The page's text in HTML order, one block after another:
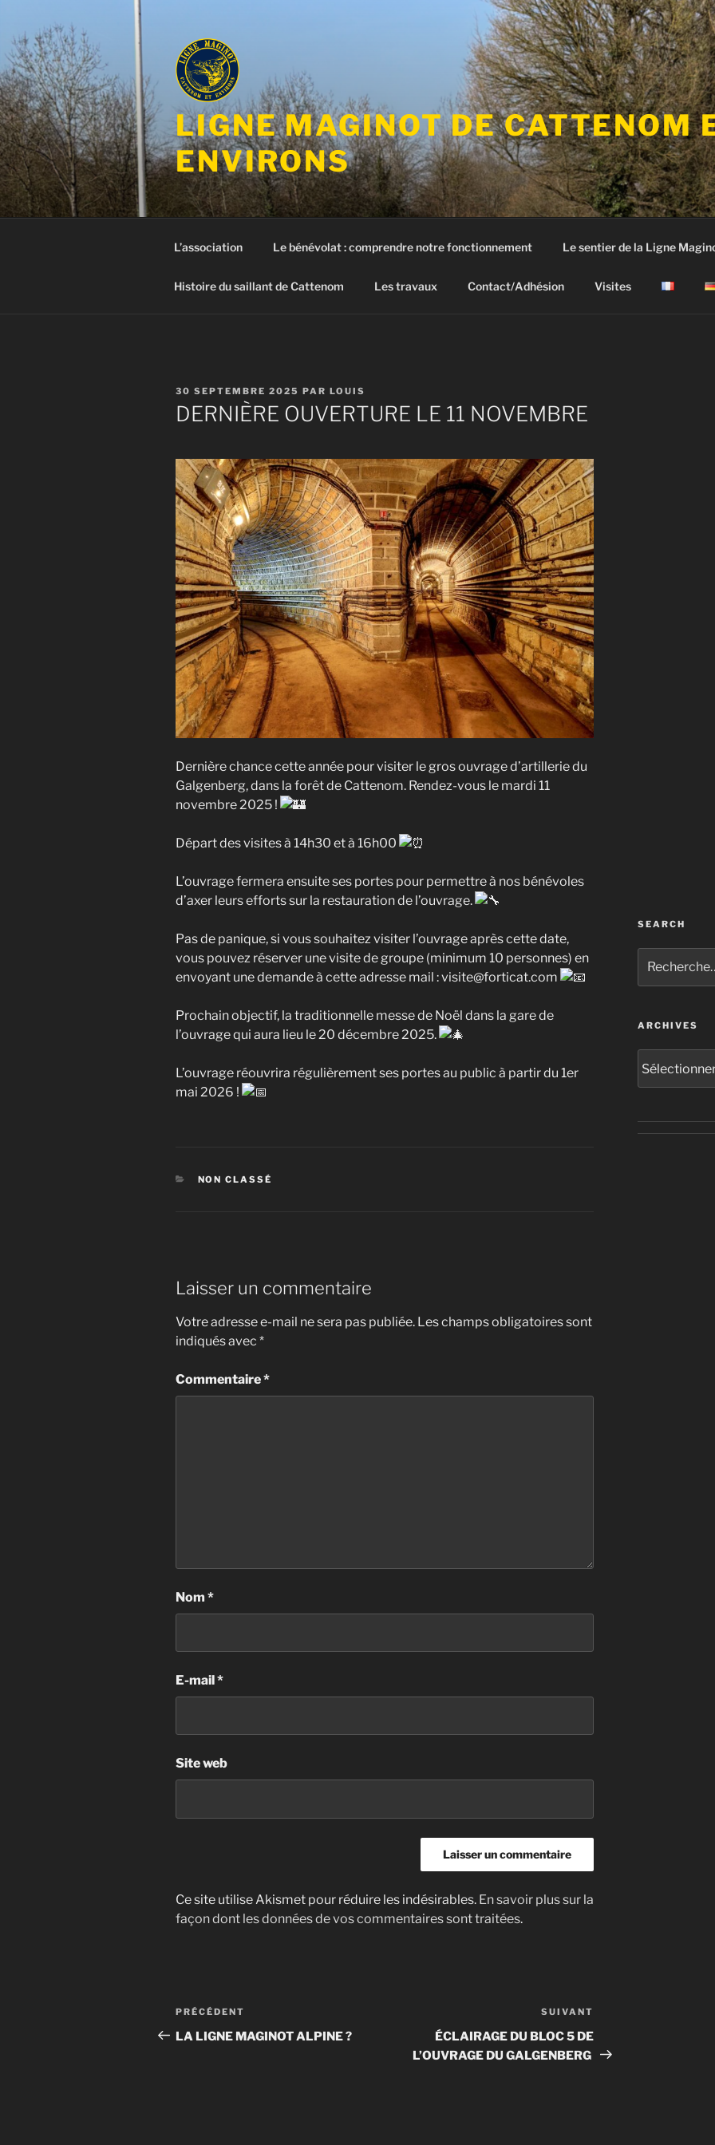
contenu
principal
LIGNE MAGINOT DE CATTENOM
ENVIRONS
L’association Le bénévolat : comprendre notre fonctionnement Le sentier de la Ligne
Histoire du saillant de Cattenom Les travaux Contact/Adhésion Visites
PUBLIÉ
LE
30 SEPTEMBRE 2025 PAR LOUIS
DERNIÈRE OUVERTURE LE 11 NOVEMBRE
Dernière chance cette année pour visiter le gros ouvrage d’artillerie du
Galgenberg, dans la forêt de Cattenom. Rendez-vous le mardi 11
novembre 2025 !
Départ des visites à 14h30 et à 16h00
L’ouvrage fermera ensuite ses portes pour permettre à nos bénévoles
d’axer leurs efforts sur la restauration de l’ouvrage.
Pas de panique, si vous souhaitez visiter l’ouvrage après cette date,
vous pouvez réserver une visite de groupe (minimum 10 personnes) en
envoyant une demande à cette adresse mail : visite@forticat.com
Prochain objectif, la traditionnelle messe de Noël dans la gare de
l’ouvrage qui aura lieu le 20 décembre 2025.
L’ouvrage réouvrira régulièrement ses portes au public à partir du 1er
mai 2026 !
CATÉGORIES
NON CLASSÉ
Laisser un commentaire
Votre adresse e-mail ne sera pas publiée. Les champs obligatoires sont
indiqués avec *
Commentaire*
Nom *
E-mail*
Site web
Ce site utilise Akismet pour réduire les indésirables. En savoir plus sur la
façon dont les données de vos commentaires sont traitées.
Navigation
de
Article
précédent
PRÉCÉDENT
LA LIGNE MAGINOT ALPINE ?
suivant
SUIVANT
ÉCLAIRAGE DU BLOC 5 DE
L’OUVRAGE DU GALGENBERG ​
SEARCH
pour
:
ARCHIVES